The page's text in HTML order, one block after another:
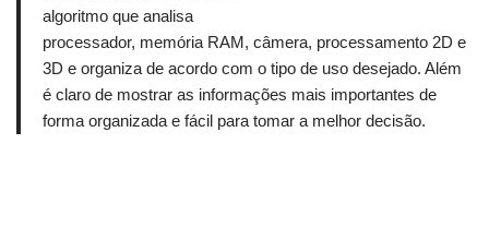
algoritmo que analisa
processador, memória RAM, câmera, processamento 2D e
3D e organiza de acordo com o tipo de uso desejado. Além
é claro de mostrar as informações mais importantes de
forma organizada e fácil para tomar a melhor decisão.